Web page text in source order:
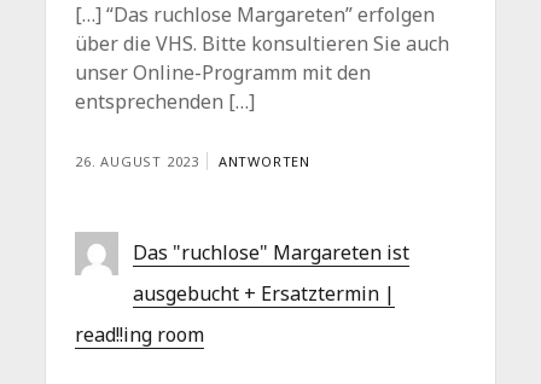
[…] “Das ruchlose Margareten” erfolgen
über die VHS. Bitte konsultieren Sie auch
unser Online-Programm mit den
entsprechenden […]
26. AUGUST 2023 ANTWORTEN
Das "ruchlose" Margareten ist
ausgebucht + Ersatztermin |
read!!ing room